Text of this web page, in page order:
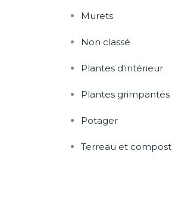
Murets
Non classé
Plantes d'intérieur
Plantes grimpantes
Potager
Terreau et compost